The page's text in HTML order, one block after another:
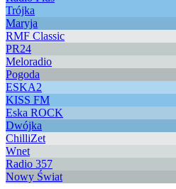
Trójka
Maryja
RMF Classic
PR24
Meloradio
Pogoda
ESKA2
KISS FM
Eska ROCK
Dwójka
ChilliZet
Wnet
Radio 357
Nowy Świat